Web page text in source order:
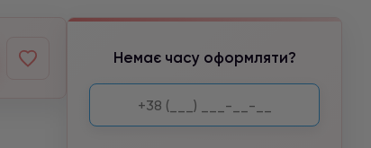
Немає часу оформляти?